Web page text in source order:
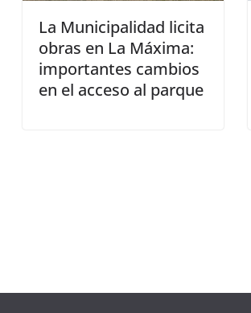
La Municipalidad licita
obras en La Máxima:
importantes cambios
en el acceso al parque